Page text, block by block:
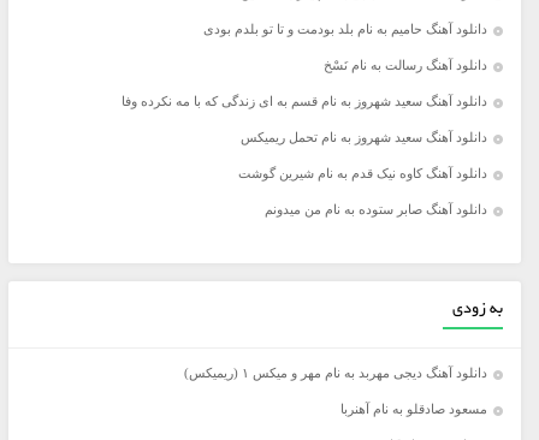
دانلود آهنگ حامیم به نام بلد بودمت و تا تو بلدم بودی
دانلود آهنگ رسالت به نام نَسْخ
دانلود آهنگ سعید شهروز به نام قسم به ای زندگی که با مه نکرده وفا
دانلود آهنگ سعید شهروز به نام تحمل ریمیکس
دانلود آهنگ کاوه نیک قدم به نام شیرین گوشت
دانلود آهنگ صابر ستوده به نام من میدونم
به زودی
دانلود آهنگ دیجی مهربد به نام مهر و میکس ۱ (ریمیکس)
مسعود صادقلو به نام آهنربا